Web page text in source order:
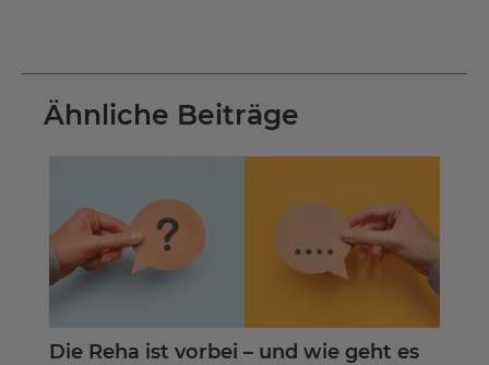
Ähnliche Beiträge
Die Reha ist vorbei – und wie geht es